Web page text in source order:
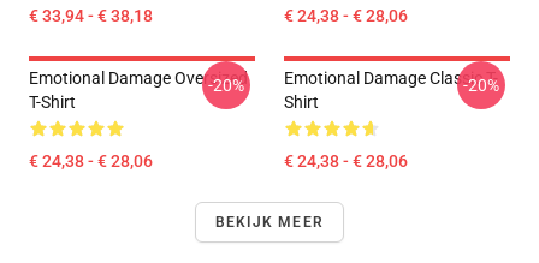
€ 33,94 - € 38,18 € 24,38 - € 28,06
Emotional Damage Oversized
T-Shirt
€ 24,38 - € 28,06
-20%
Emotional Damage Classic T-
Shirt
€ 24,38 - € 28,06
-20%
BEKIJK MEER